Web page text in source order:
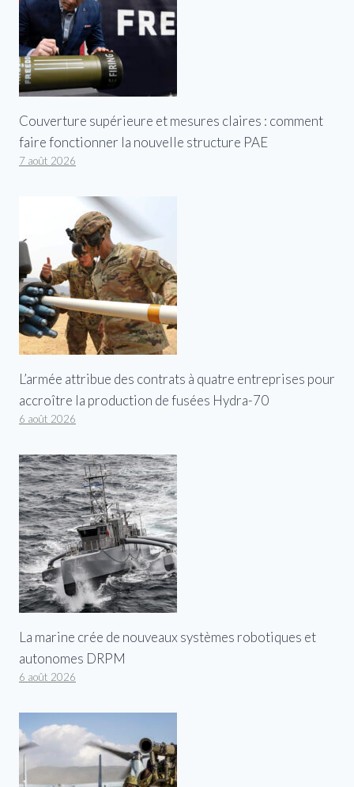
Couverture supérieure et mesures claires : comment
faire fonctionner la nouvelle structure PAE
7 août 2026
L’armée attribue des contrats à quatre entreprises pour
accroître la production de fusées Hydra-70
6 août 2026
La marine crée de nouveaux systèmes robotiques et
autonomes DRPM
6 août 2026